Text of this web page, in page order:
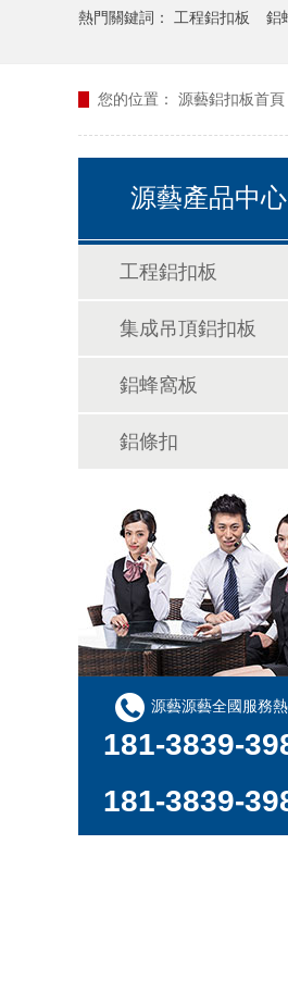
熱門關鍵詞： 工程鋁扣板 鋁
您的位置： 源藝鋁扣板首頁
源藝產品中心
工程鋁扣板
集成吊頂鋁扣板
鋁蜂窩板
鋁條扣
源藝源藝全國服務
181-3839-
181-3839-